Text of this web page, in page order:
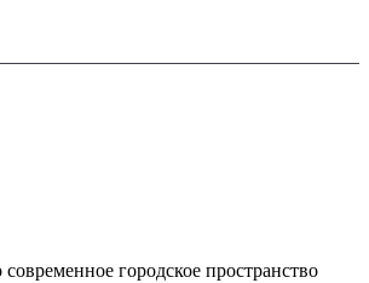
городское пространство